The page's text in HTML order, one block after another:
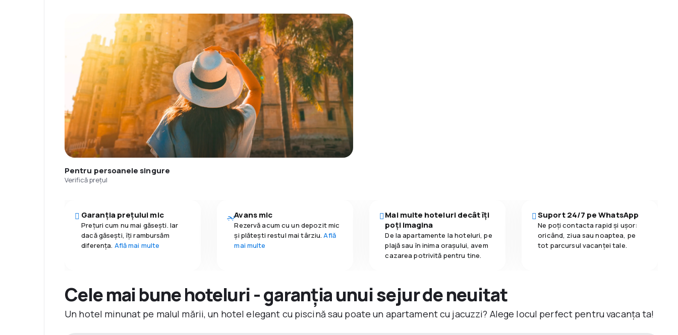
Pentru persoanele singure
Verifică prețul
Garanția prețului mic
Prețuri cum nu mai găsești. Iar
dacă găseşti, îți rambursăm
diferența. Află mai multe
Avans mic
Rezervă acum cu un depozit mic
și plătești restul mai târziu.Află
mai multe
Mai multe hoteluri decât îți
poți imagina
De la apartamente la hoteluri, pe
plajă sau în inima orașului, avem
cazarea potrivită pentru tine.
Suport 24/7 pe WhatsApp
Ne poți contacta rapid și ușor:
oricând, ziua sau noaptea, pe
tot parcursul vacanței tale.
Cele mai bune hoteluri - garanția unui sejur de neuitat
Un hotel minunat pe malul mării, un hotel elegant cu piscină sau poate un apartament cu jacuzzi? Alege locul perfect pentru vacanța ta!